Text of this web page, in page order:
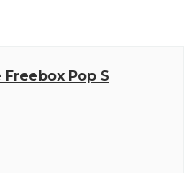
Pop S